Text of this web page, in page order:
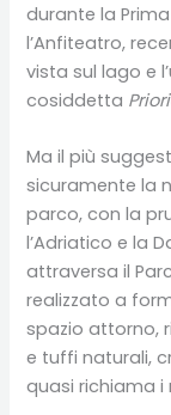
durante la
l’Anfiteatro,
vista sul lago e
cosiddetta
Ma il più
sicuramente la
parco, con la
l’Adriatico e la
attraversa il
realizzato a
spazio attorno,
e tuffi naturali,
quasi richiama i